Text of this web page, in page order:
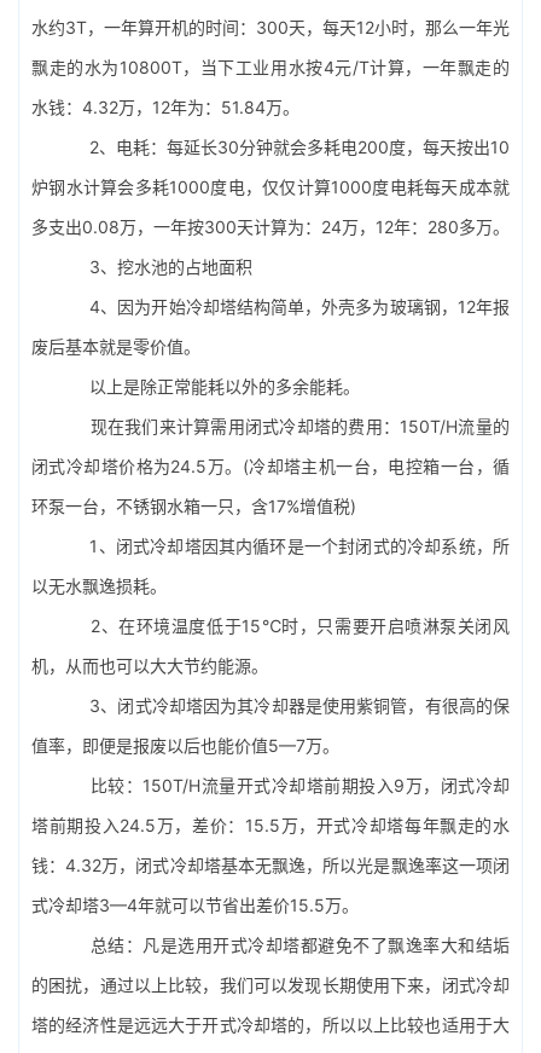
水约3T，一年算开机的时间：300天，每天12小时，那么一年光
飘走的水为10800T，当下工业用水按4元/T计算，一年飘走的
水钱：4.32万，12年为：51.84万。
2、电耗：每延长30分钟就会多耗电200度，每天按出10
炉钢水计算会多耗1000度电，仅仅计算1000度电耗每天成本就
多支出0.08万，一年按300天计算为：24万，12年：280多万。
3、挖水池的占地面积
4、因为开始冷却塔结构简单，外壳多为玻璃钢，12年报
废后基本就是零价值。
以上是除正常能耗以外的多余能耗。
现在我们来计算需用闭式冷却塔的费用：150T/H流量的
闭式冷却塔价格为24.5万。(冷却塔主机一台，电控箱一台，循
环泵一台，不锈钢水箱一只，含17%增值税)
1、闭式冷却塔因其内循环是一个封闭式的冷却系统，所
以无水飘逸损耗。
2、在环境温度低于15℃时，只需要开启喷淋泵关闭风
机，从而也可以大大节约能源。
3、闭式冷却塔因为其冷却器是使用紫铜管，有很高的保
值率，即便是报废以后也能价值5—7万。
比较：150T/H流量开式冷却塔前期投入9万，闭式冷却
塔前期投入24.5万，差价：15.5万，开式冷却塔每年飘走的水
钱：4.32万，闭式冷却塔基本无飘逸，所以光是飘逸率这一项闭
式冷却塔3—4年就可以节省出差价15.5万。
总结：凡是选用开式冷却塔都避免不了飘逸率大和结垢
的困扰，通过以上比较，我们可以发现长期使用下来，闭式冷却
塔的经济性是远远大于开式冷却塔的，所以以上比较也适用于大